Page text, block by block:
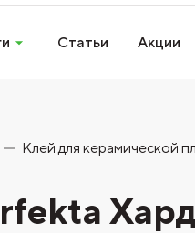
Статьи Акции
Клей для керамической